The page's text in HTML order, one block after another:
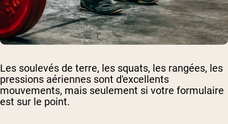
Les soulevés de terre, les squats, les rangées, les
pressions aériennes sont d'excellents
mouvements, mais seulement si votre formulaire
est sur le point.